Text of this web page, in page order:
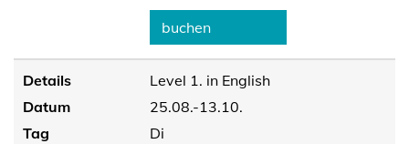
buchen
Details
Level 1. in English
Datum
25.08.-13.10.
Tag
Di